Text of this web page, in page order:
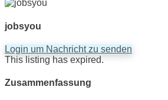
jobsyou
Login um Nachricht zu senden
This listing has expired.
Zusammenfassung